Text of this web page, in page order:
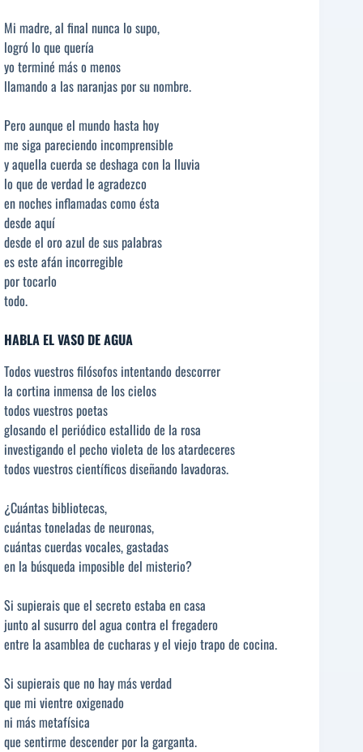
Mi madre, al final nunca lo supo,
logró lo que quería
yo terminé más o menos
llamando a las naranjas por su nombre.
Pero aunque el mundo hasta hoy
me siga pareciendo incomprensible
y aquella cuerda se deshaga con la lluvia
lo que de verdad le agradezco
en noches inflamadas como ésta
desde aquí
desde el oro azul de sus palabras
es este afán incorregible
por tocarlo
todo.
HABLA EL VASO DE AGUA
Todos vuestros filósofos intentando descorrer
la cortina inmensa de los cielos
todos vuestros poetas
glosando el periódico estallido de la rosa
investigando el pecho violeta de los atardeceres
todos vuestros científicos diseñando lavadoras.
¿Cuántas bibliotecas,
cuántas toneladas de neuronas,
cuántas cuerdas vocales, gastadas
en la búsqueda imposible del misterio?
Si supierais que el secreto estaba en casa
junto al susurro del agua contra el fregadero
entre la asamblea de cucharas y el viejo trapo de cocina.
Si supierais que no hay más verdad
que mi vientre oxigenado
ni más metafísica
que sentirme descender por la garganta.